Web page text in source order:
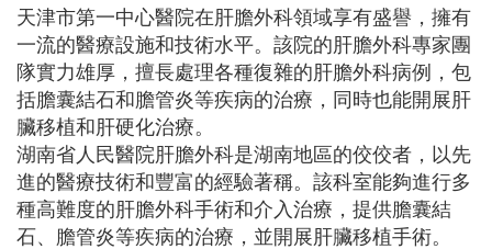
天津市第一中心醫院在肝膽外科領域享有盛譽，擁有
一流的醫療設施和技術水平。該院的肝膽外科專家團
隊實力雄厚，擅長處理各種復雜的肝膽外科病例，包
括膽囊結石和膽管炎等疾病的治療，同時也能開展肝
臟移植和肝硬化治療。
湖南省人民醫院肝膽外科是湖南地區的佼佼者，以先
進的醫療技術和豐富的經驗著稱。該科室能夠進行多
種高難度的肝膽外科手術和介入治療，提供膽囊結
石、膽管炎等疾病的治療，並開展肝臟移植手術。